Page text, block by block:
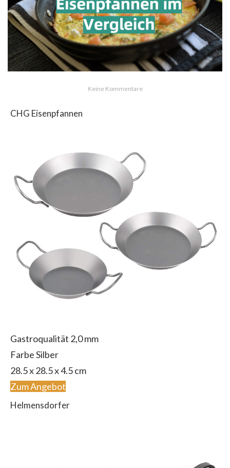
Keine Kommentare
CHG Eisenpfannen
Gastroqualität 2,0 mm
Farbe Silber
28.5 x 28.5 x 4.5 cm
Zum Angebot
Helmensdorfer